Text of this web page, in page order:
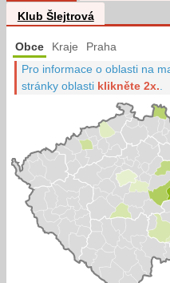
Klub Šlejtrová
Obce Kraje Praha
Pro informace o oblasti na
stránky oblasti klikněte 2x.